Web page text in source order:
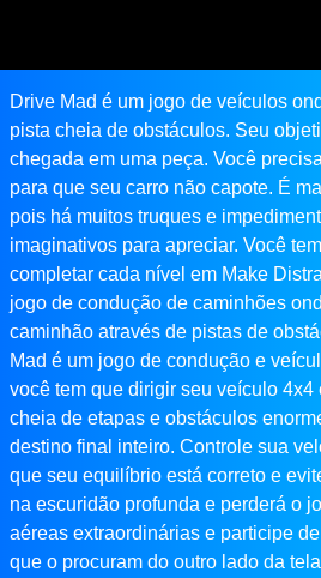
Drive Mad é um jogo de veículos
pista cheia de obstáculos. Seu
chegada em uma peça. Você
para que seu carro não capote. É
pois há muitos truques e
imaginativos para apreciar. Você
completar cada nível em Make
jogo de condução de caminhões
caminhão através de pistas de
Mad é um jogo de condução e
você tem que dirigir seu veículo 4x4
cheia de etapas e obstáculos
destino final inteiro. Controle sua
que seu equilíbrio está correto e
na escuridão profunda e perderá o
aéreas extraordinárias e participe
que o procuram do outro lado da